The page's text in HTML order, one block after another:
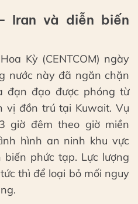
Iran và diễn biến
Kỳ (CENTCOM) ngày
nước này đã ngăn chặn
đạn đạo được phóng từ
vị đồn trú tại Kuwait. Vụ
giờ đêm theo giờ miền
hình an ninh khu vực
phức tạp. Lực lượng
thì để loại bỏ mối nguy